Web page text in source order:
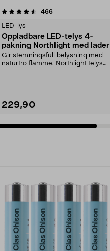
466anmeldelser
LED-lys
Oppladbare LED-telys 4-
pakning Northlight med lader
Gir stemningsfull belysning med
naturtro flamme. Northlight telys
229,90
4.5 av 5 stjerner